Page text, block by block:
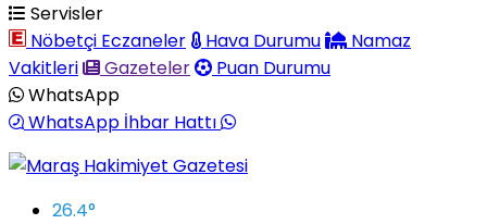
Servisler
Nöbetçi Eczaneler
Hava Durumu
Namaz
Vakitleri
Gazeteler
Puan Durumu
WhatsApp
WhatsApp İhbar Hattı
26.4°